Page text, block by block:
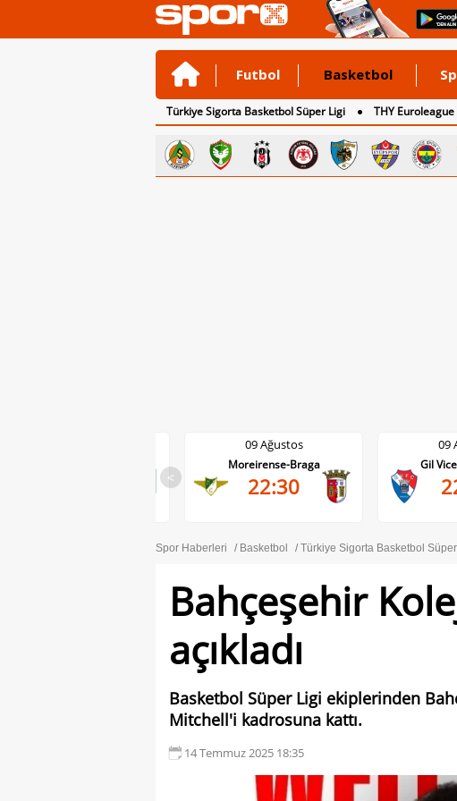
Futbol Basketbol
Türkiye Sigorta Basketbol Süper Ligi THY Euroleague
<
09 Ağustos
Moreirense-Braga
22:30
09
Gil
Spor Haberleri Basketbol Türkiye Sigorta Basketbol
Bahçeşehir
açıkladı
Basketbol Süper Ligi ekiplerinden
Mitchell'i kadrosuna kattı.
14 Temmuz 2025 18:35